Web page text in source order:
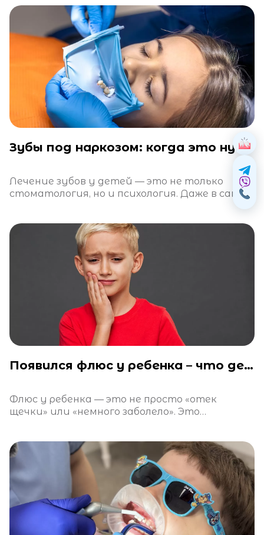
Зубы под наркозом: когда это нужно и безопасно ли это?
Лечение зубов у детей — это не только
стоматология, но и психология. Даже в самой
Появился флюс у ребенка – что делать?
Флюс у ребенка — это не просто «отек
щечки» или «немного заболело». Это